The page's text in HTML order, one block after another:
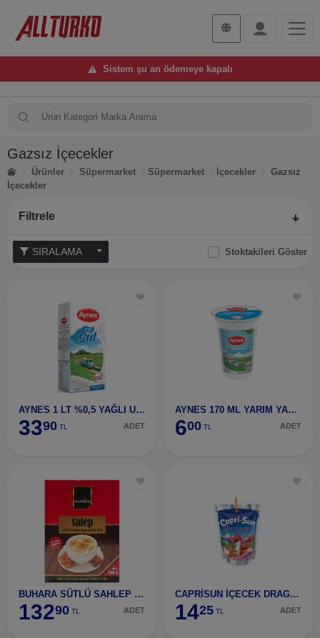
Sistem şu an ödemeye kapalı
Gazsız İçecekler
Ürünler Süpermarket Süpermarket İçecekler
Gazsız
İçecekler
Filtrele
Stoktakileri Göster
AYNES 1 LT %0,5 YAĞLI UHT SÜT
3390 TL ADET
AYNES 170 ML YARIM YAĞLI BARDAK AYRAN %0,8
600 TL ADET
BUHARA SÜTLÜ SAHLEP KUTU 200 GR
13290 TL ADET
CAPRİSUN İÇECEK DRAGON
1425 TL ADET